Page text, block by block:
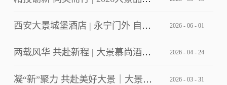
西安大景城堡酒店 | 永宁门外 自成主角 2026 - 06 - 01
两载风华 共赴新程 | 大景慕尚酒店2周年店庆客户答谢会暨草坪婚礼发布 2026 - 04 - 24
凝“新”聚力 共赴美好大景｜大景集团2026年第一期新员工培训 2026 - 03 - 31